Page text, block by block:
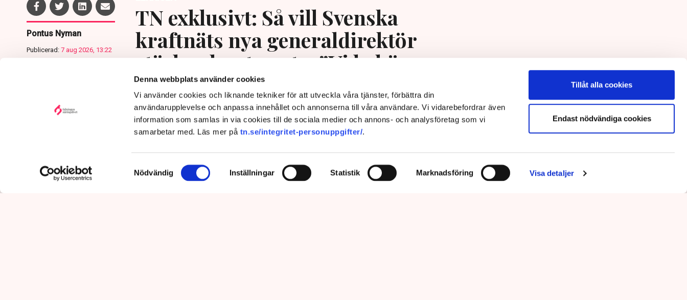
Denna webbplats använder cookies
Vi använder cookies och liknande tekniker för att utveckla våra tjänster, förbättra din
användarupplevelse och anpassa innehållet och annonserna till våra användare. Vi vidarebefordrar även
information som samlas in via cookies till de sociala medier och annons- och analysföretag som vi
samarbetar med. Läs mer på tn.se/integritet-personuppgifter/.
Samtyckesval
Nödvändig Inställningar Statistik Marknadsföring Visa detaljer
Tillåt alla cookies
Endast nödvändiga cookies
Pontus Nyman
Publicerad: 7 aug 2026, 13:22
TN exklusivt: Så vill Svenska
kraftnäts nya generaldirektör
stärka elsystemet – ”Vi behöver
göra ett stort arbete”